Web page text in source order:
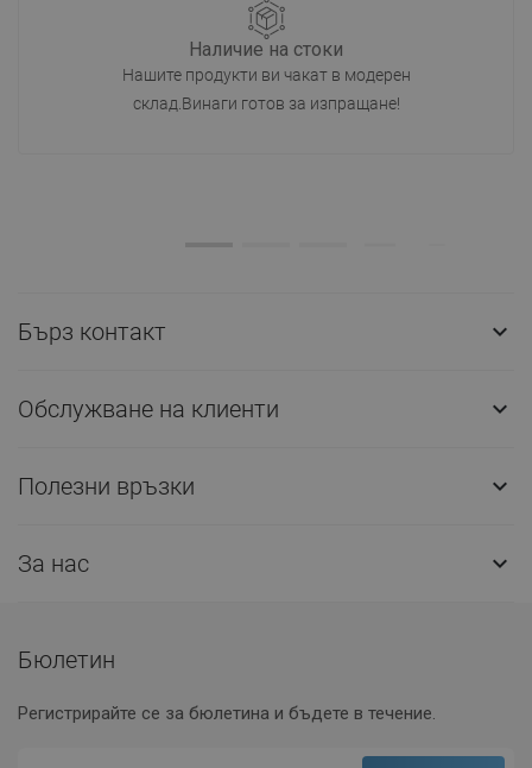
Наличие на стоки
Нашите продукти ви чакат в модерен
склад.Винаги готов за изпращане!
Бърз контакт 
Обслужване на клиенти 
Полезни връзки 
За нас 
Бюлетин
Регистрирайте се за бюлетина и бъдете в течение.